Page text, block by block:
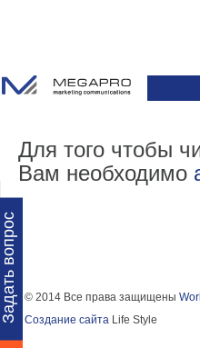
вопрос
ГЛАВНАЯ
О КОМПАНИИ
ПАРТНЕРЫ
Для того чтобы
Вам необходимо
© 2014 Все права защищены
Создание сайта Life Style